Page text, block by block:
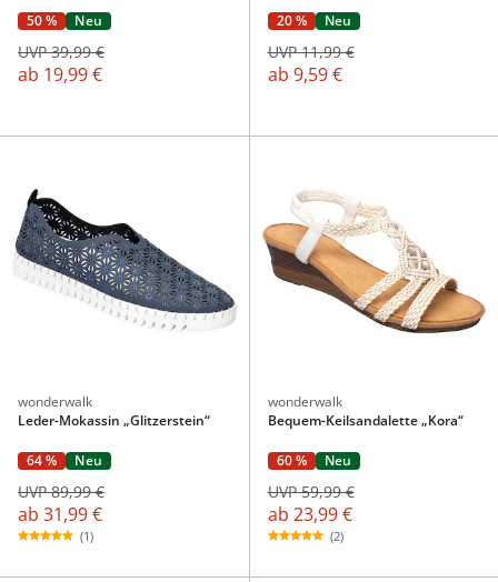
50 % Neu
ab 19,99 €
UVP 39,99 €
20 % Neu
ab 9,59 €
UVP 11,99 €
wonderwalk
Leder-Mokassin „Glitzerstein“
64 % Neu
ab 31,99 €
UVP 89,99 €
(1)
wonderwalk
Bequem-Keilsandalette „Kora“
60 % Neu
ab 23,99 €
UVP 59,99 €
(2)